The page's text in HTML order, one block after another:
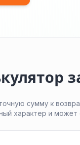
сумму к
характер и